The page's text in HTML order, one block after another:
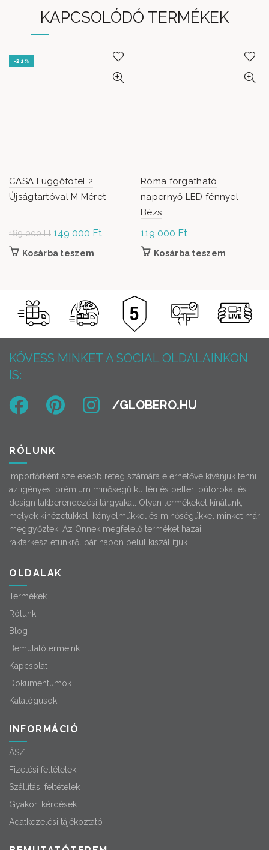
KAPCSOLÓDÓ TERMÉKEK
-21%
CASA Függőfotel 2
Újságtartóval M Méret
189 000Ft Original
price was:
149 000 Ft
Kosárba teszem
Róma forgatható
napernyő LED fénnyel
Bézs
119 000 Ft
Kosárba teszem
KÖVESS MINKET A SOCIAL OLDALAINKON
IS:
RÓLUNK
Importőrként szélesebb réteg számára elérhetővé kívánjuk tenni
az igényes, prémium minőségű kültéri és beltéri bútorokat és
design lakberendezési tárgyakat. Olyan termékeket kínálunk,
melyek kinézetükkel, kényelmükkel és minőségükkel minket már
meggyőztek. Az Önnek megfelelő terméket hazai
raktárkészletünkről pár napon belül kiszállítjuk.
OLDALAK
Termékek
Rólunk
Blog
Bemutatótermeink
Kapcsolat
Dokumentumok
Katalógusok
INFORMÁCIÓ
ÁSZF
Fizetési feltételek
Szállítási feltételek
Gyakori kérdések
Adatkezelési tájékoztató